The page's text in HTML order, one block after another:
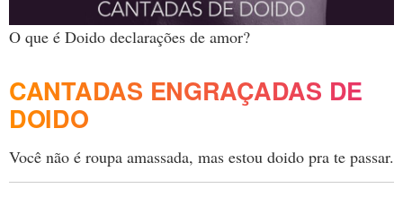
O que é Doido declarações de amor?
CANTADAS ENGRAÇADAS DE
DOIDO
Você não é roupa amassada, mas estou doido pra te passar.